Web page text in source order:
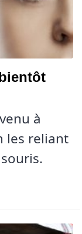
à
les reliant